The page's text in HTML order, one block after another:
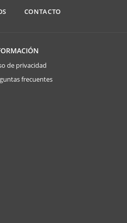
CONTACTO
de privacidad
frecuentes